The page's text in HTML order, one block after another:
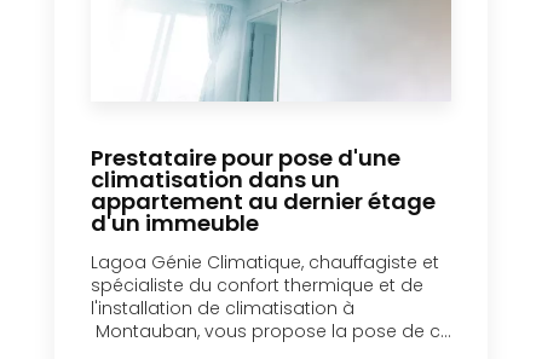
Prestataire pour pose d'une
climatisation dans un
appartement au dernier étage
d'un immeuble
Lagoa Génie Climatique, chauffagiste et
spécialiste du confort thermique et de
l'installation de climatisation à
Montauban, vous propose la pose de c...